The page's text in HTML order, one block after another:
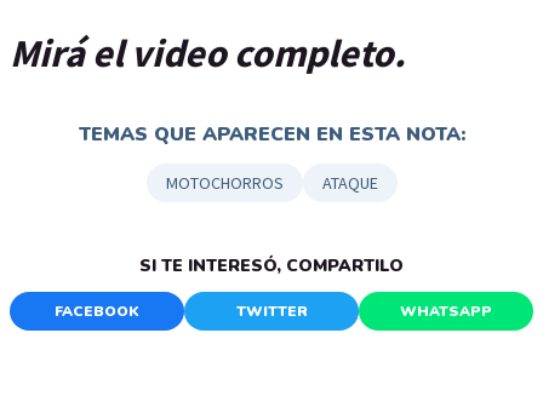
Mirá el video completo.
TEMAS QUE APARECEN EN ESTA NOTA:
MOTOCHORROS ATAQUE
SI TE INTERESÓ, COMPARTILO
FACEBOOK TWITTER WHATSAPP